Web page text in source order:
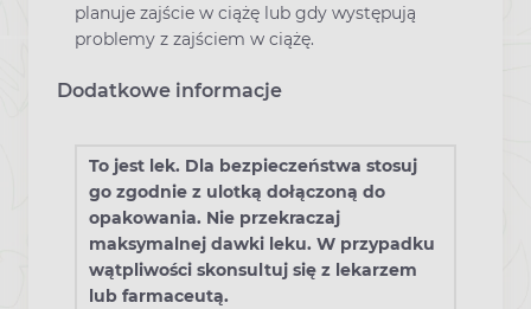
planuje zajście w ciążę lub gdy występują
problemy z zajściem w ciążę.
Dodatkowe informacje
To jest lek. Dla bezpieczeństwa stosuj
go zgodnie z ulotką dołączoną do
opakowania. Nie przekraczaj
maksymalnej dawki leku. W przypadku
wątpliwości skonsultuj się z lekarzem
lub farmaceutą.